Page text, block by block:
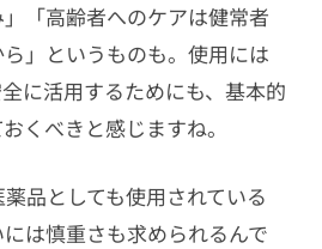
「高齢者へのケアは健常者
」というものも。使用には
に活用するためにも、基本的
くべきと感じますね。
品としても使用されている
は慎重さも求められるんで